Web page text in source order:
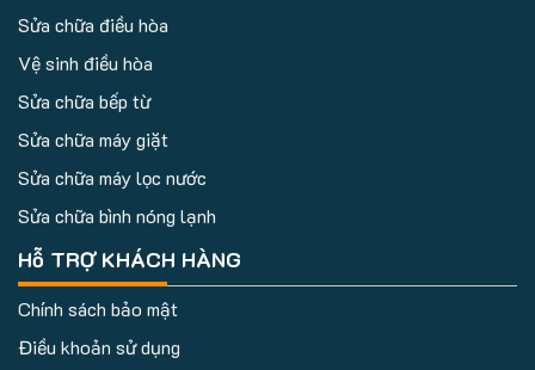
Sửa chữa điều hòa
Vệ sinh điều hòa
Sửa chữa bếp từ
Sửa chữa máy giặt
Sửa chữa máy lọc nước
Sửa chữa bình nóng lạnh
Hỗ TRỢ KHÁCH HÀNG
Chính sách bảo mật
Điều khoản sử dụng